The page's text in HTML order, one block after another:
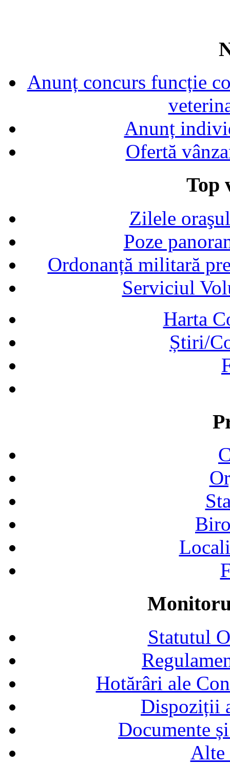
Anunț concurs funcție
Anunț
Ofertă
Top
Zilele
Poze
Ordonanță militară
Serviciul
Harta
Știri/
Statutul
Hotărâri ale
Dispoziții
Documente
Alte